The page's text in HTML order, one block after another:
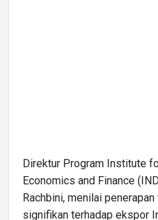
Direktur Program Institute
Economics and Finance
Rachbini, menilai
signifikan terhadap ekspor